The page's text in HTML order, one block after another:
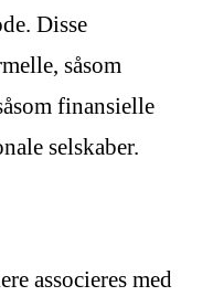
Disse
såsom
finansielle
selskaber.
associeres med